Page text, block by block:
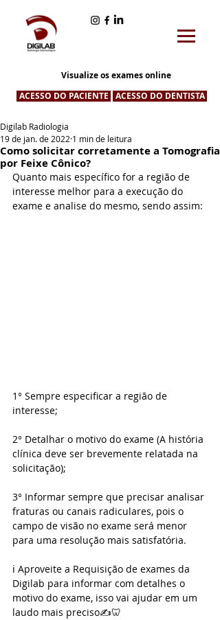
Visualize os exames online
ACESSO DO PACIENTE
ACESSO DO DENTISTA
Como solicitar corretamente a Tomografia
por Feixe Cônico?
Digilab Radiologia
19 de jan. de 2022 1 min de leitura
Quanto mais específico for a região de
interesse melhor para a execução do
exame e analise do mesmo, sendo assim:
1° Sempre especificar a região de
interesse;
2° Detalhar o motivo do exame (A história
clínica deve ser brevemente relatada na
solicitação);
3° Informar sempre que precisar analisar
fraturas ou canais radiculares, pois o
campo de visão no exame será menor
para uma resolução mais satisfatória.
ℹ️ Aproveite a Requisição de exames da
Digilab para informar com detalhes o
motivo do exame, isso vai ajudar em um
laudo mais preciso✍️🦷